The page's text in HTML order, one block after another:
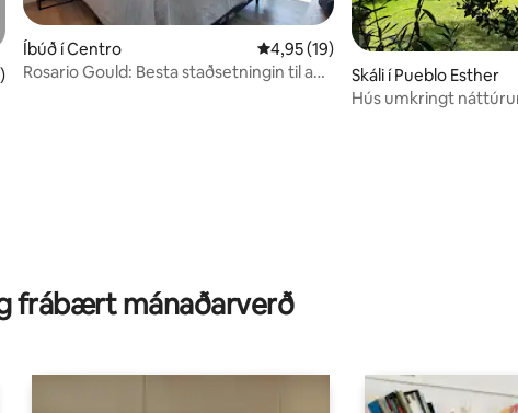
59 umsagnir
Íbúð í Centro 4,95 af 5 í meðaleinkunn, 19
4,95 (19)
Rosario Gould: Besta staðsetningin til að
Skáli í Pueblo Esther
Hús umkringt
frábært mánaðarverð